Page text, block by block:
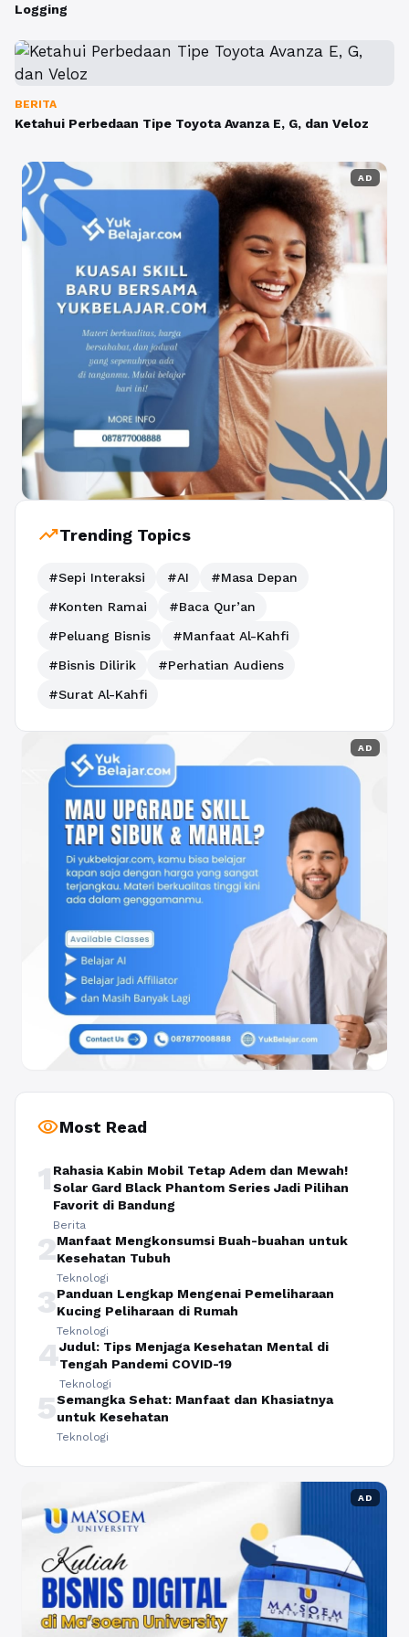
Logging
BERITA
Ketahui Perbedaan Tipe Toyota Avanza E, G, dan Veloz
AD
trending_upTrending Topics
#Sepi Interaksi #AI
#Masa Depan
#Konten Ramai
#Baca Qur’an
#Peluang Bisnis
#Manfaat Al-Kahfi
#Bisnis Dilirik
#Perhatian Audiens
#Surat Al-Kahfi
AD
visibilityMost Read
1 Rahasia Kabin Mobil Tetap Adem dan Mewah!
Solar Gard Black Phantom Series Jadi Pilihan
Favorit di Bandung
Berita
2Manfaat Mengkonsumsi Buah-buahan untuk
Kesehatan Tubuh
Teknologi
3Panduan Lengkap Mengenai Pemeliharaan
Kucing Peliharaan di Rumah
Teknologi
4Judul: Tips Menjaga Kesehatan Mental di
Tengah Pandemi COVID-19
Teknologi
5Semangka Sehat: Manfaat dan Khasiatnya
untuk Kesehatan
Teknologi
AD